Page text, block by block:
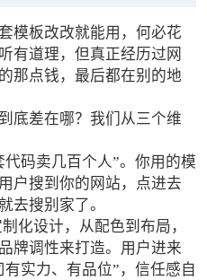
模板改改就能用，何必花
有道理，但真正经历过网
那点钱，最后都在别的地
底差在哪？我们从三个维
码卖几百个人”。你用的模
户搜到你的网站，点进去
去搜别家了。
化设计，从配色到布局，
牌调性来打造。用户进来
实力、有品位”，信任感自